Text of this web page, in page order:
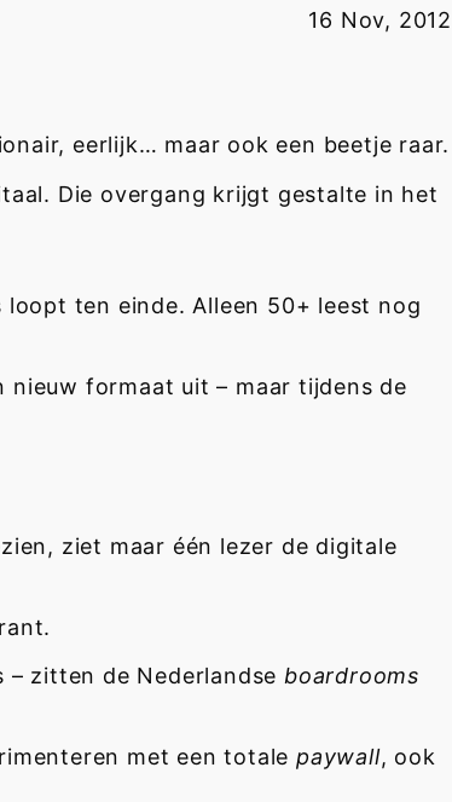
16 Nov, 2012
eerlijk… maar ook een beetje raar.
Die overgang krijgt gestalte in het
ten einde. Alleen 50+ leest nog
formaat uit – maar tijdens de
ziet maar één lezer de digitale
zitten de Nederlandse boardrooms
met een totalepaywall, ook